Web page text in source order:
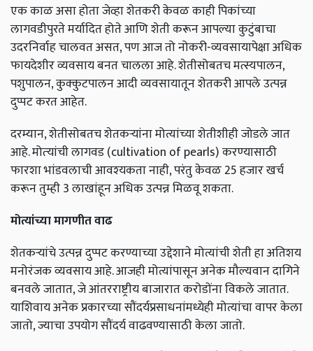
एक काळ असा होता जेव्हा शेतकरी केवळ काही पिकांच्या
लागवडीपुरते मर्यादित होते आणि शेती करून आपल्या कुटुंबाचा
उदरनिर्वाह चालवत असत, पण आज तो नोकरी-व्यवसायापेक्षा अधिक
फायदेशीर व्यवसाय बनत चालला आहे. शेतीसोबतच मत्स्यपालन,
पशुपालन, कुक्कुटपालन आदी व्यवसायातून शेतकरी आपले उत्पन्न
दुप्पट करत आहेत.
दरम्यान, शेतीसोबतच शेतकऱ्यांना मोत्यांच्या शेतीशीही जोडले जात
आहे. मोत्‍यांची लागवड (cultivation of pearls) करण्‍यासाठी
फारशा भांडवलाची आवश्‍यकता नाही, परंतु केवळ 25 हजार खर्च
करून तुम्ही 3 लाखांहून अधिक उत्पन्न मिळवू शकता.
मोत्यांच्या मागणीत वाढ
शेतकऱ्यांचे उत्पन्न दुप्पट करण्याच्या उद्देशाने मोत्यांची शेती हा अतिशय
मनोरंजक व्यवसाय आहे. आजही मोत्यांपासून अनेक मौल्यवान दागिने
बनवले जातात, जे आंतरराष्ट्रीय बाजारात करोडोंना विकले जातात.
याशिवाय अनेक प्रकारच्या सौंदर्यप्रसाधनांमध्येही मोत्यांचा वापर केला
जातो, ज्याचा उपयोग सौंदर्य वाढवण्यासाठी केला जातो.